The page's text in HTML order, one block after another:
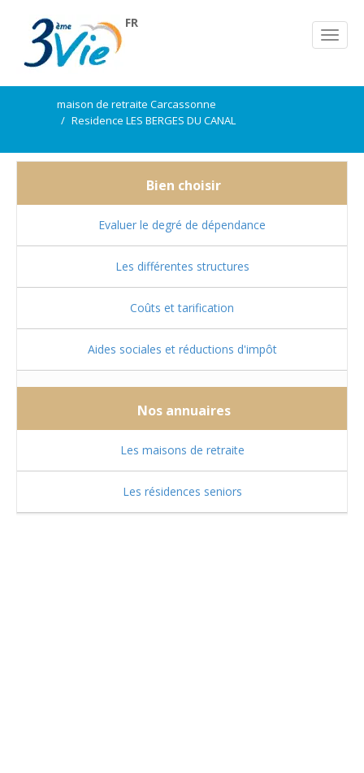
FR
maison de retraite Carcassonne
Residence LES BERGES DU CANAL
Bien choisir
Evaluer le degré de dépendance
Les différentes structures
Coûts et tarification
Aides sociales et réductions d'impôt
Nos annuaires
Les maisons de retraite
Les résidences seniors